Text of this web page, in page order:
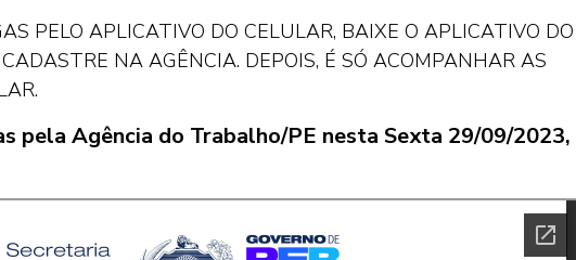
PELO APLICATIVO DO CELULAR, BAIXE O APLICATIVO DO
NA AGÊNCIA. DEPOIS, É SÓ ACOMPANHAR AS
pela Agência do Trabalho/PE nesta Sexta 29/09/2023,